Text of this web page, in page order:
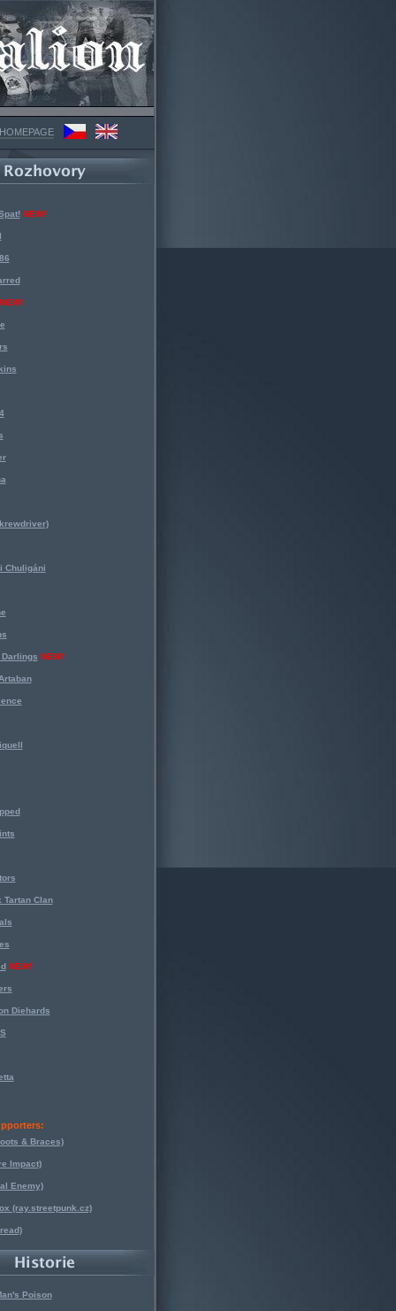
NEW!
Chuligáni
NEW!
Tartan Clan
NEW!
Diehards
& Braces)
Impact)
Enemy)
(ray.streetpunk.cz)
Poison